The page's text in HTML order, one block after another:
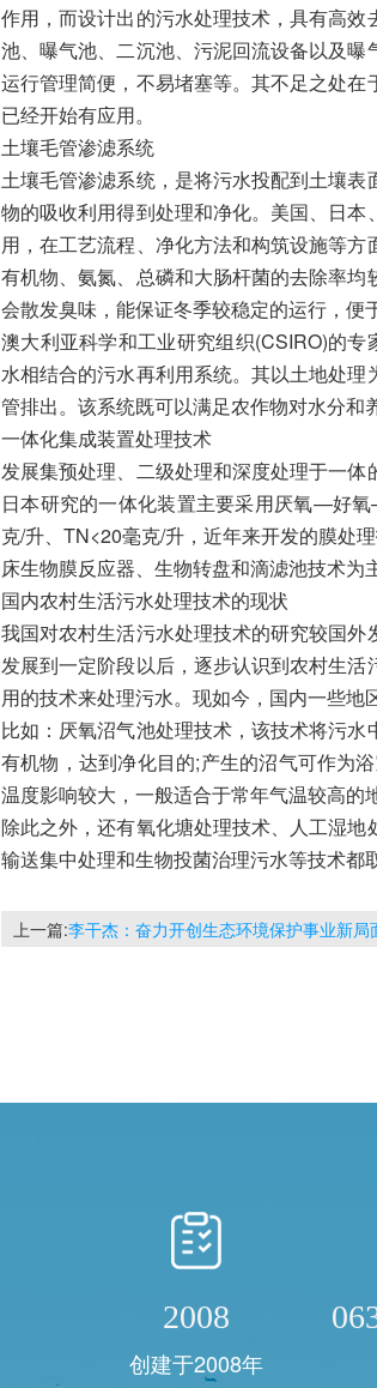
作用，而设计出的污水处理技术，具有高
池、曝气池、二沉池、污泥回流设备以及
运行管理简便，不易堵塞等。其不足之处
已经开始有应用。
土壤毛管渗滤系统
土壤毛管渗滤系统，是将污水投配到土壤
物的吸收利用得到处理和净化。美国、日
用，在工艺流程、净化方法和构筑设施等方
有机物、氨氮、总磷和大肠杆菌的去除率
会散发臭味，能保证冬季较稳定的运行，便
澳大利亚科学和工业研究组织(CSIRO)的专
水相结合的污水再利用系统。其以土地处
管排出。该系统既可以满足农作物对水分和
一体化集成装置处理技术
发展集预处理、二级处理和深度处理于一体
日本研究的一体化装置主要采用厌氧—好
克/升、TN<20毫克/升，近年来开发的膜处
床生物膜反应器、生物转盘和滴滤池技术为
国内农村生活污水处理技术的现状
我国对农村生活污水处理技术的研究较国
发展到一定阶段以后，逐步认识到农村生
用的技术来处理污水。现如今，国内一些地
比如：厌氧沼气池处理技术，该技术将污
有机物，达到净化目的;产生的沼气可作为
温度影响较大，一般适合于常年气温较高的
除此之外，还有氧化塘处理技术、人工湿
输送集中处理和生物投菌治理污水等技术都
上一篇:李干杰：奋力开创生态环境保护事业新局
2008
创建于2008年